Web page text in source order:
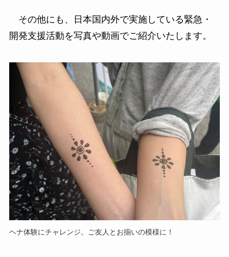
その他にも、日本国内外で実施している緊急・
開発支援活動を写真や動画でご紹介いたします。
ヘナ体験にチャレンジ。ご友人とお揃いの模様に！